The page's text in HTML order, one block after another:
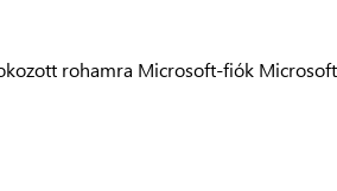
rohamra Microsoft-fiók Microsoft